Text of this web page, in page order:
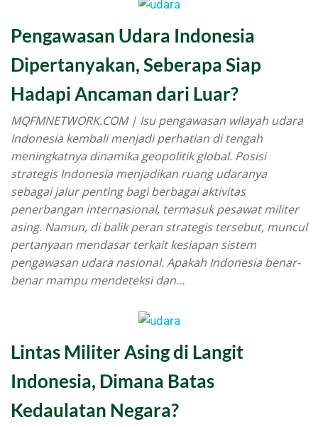
Pengawasan Udara Indonesia
Dipertanyakan, Seberapa Siap
Hadapi Ancaman dari Luar?
MQFMNETWORK.COM | Isu pengawasan wilayah udara
Indonesia kembali menjadi perhatian di tengah
meningkatnya dinamika geopolitik global. Posisi
strategis Indonesia menjadikan ruang udaranya
sebagai jalur penting bagi berbagai aktivitas
penerbangan internasional, termasuk pesawat militer
asing. Namun, di balik peran strategis tersebut, muncul
pertanyaan mendasar terkait kesiapan sistem
pengawasan udara nasional. Apakah Indonesia benar-
benar mampu mendeteksi dan…
Lintas Militer Asing di Langit
Indonesia, Dimana Batas
Kedaulatan Negara?